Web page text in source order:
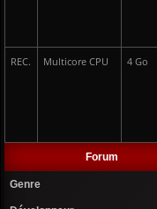
REC. Multicore CPU 4 Go
Forum
Genre